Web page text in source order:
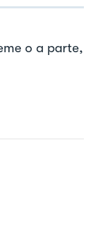
o a parte,